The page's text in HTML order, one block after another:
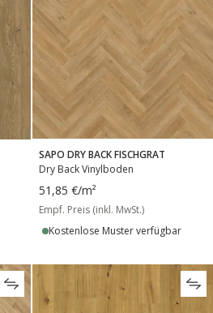
SAPO DRY BACK FISCHGRAT
Dry Back Vinylboden
51,85 €/m²
Empf. Preis (inkl. MwSt.)
Kostenlose Muster verfügbar